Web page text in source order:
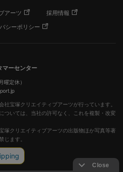
アーツ
採用情報
シーポリシー
マーセンター
定休）
宝塚クリエイティブアーツが行っています。
ついては、当社の許可なく、これを複製・改変
塚クリエイティブアーツの出版物ほか写真等著
じます。